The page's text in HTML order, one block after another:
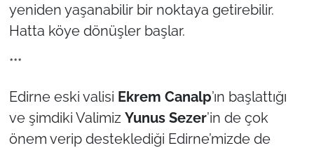
yeniden yaşanabilir bir noktaya getirebilir.
Hatta köye dönüşler başlar.
***
Edirne eski valisi Ekrem Canalp’ın başlattığı
ve şimdiki Valimiz Yunus Sezer’in de çok
önem verip desteklediği Edirne’mizde de